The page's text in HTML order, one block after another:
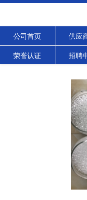
公司首页 供应
荣誉认证 招聘